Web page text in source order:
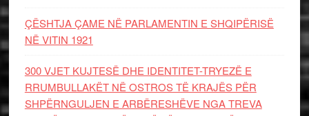
ÇËSHTJA ÇAME NË PARLAMENTIN E SHQIPËRISË
NË VITIN 1921
300 VJET KUJTESË DHE IDENTITET-TRYEZË E
RRUMBULLAKËT NË OSTROS TË KRAJËS PËR
SHPËRNGULJEN E ARBËRESHËVE NGA TREVA